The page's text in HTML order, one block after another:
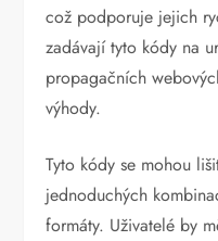
což podporuje jejich
zadávají tyto kódy na
propagačních
výhody.
Tyto kódy se mohou
jednoduchých
formáty. Uživatelé by